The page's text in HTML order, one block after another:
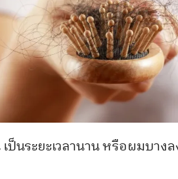
ระยะเวลานาน หรือผมบา